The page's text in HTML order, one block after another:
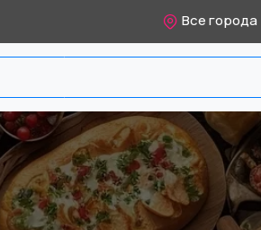
Все города